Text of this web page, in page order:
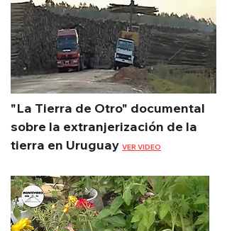
"La Tierra de Otro" documental
sobre la extranjerización de la
tierra en Uruguay VER VIDEO